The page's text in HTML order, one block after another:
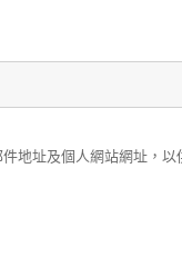
地址及個人網站網址，以